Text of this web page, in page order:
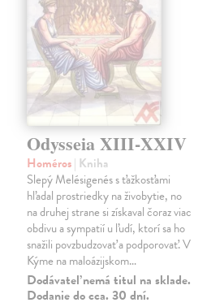
Odysseia XIII-XXIV
Homéros| Kniha
Slepý Melésigenés s ťažkosťami
hľadal prostriedky na živobytie, no
na druhej strane si získaval čoraz viac
obdivu a sympatií u ľudí, ktorí sa ho
snažili povzbudzovať a podporovať. V
Kýme na maloázijskom…
Dodávateľ nemá titul na sklade.
Dodanie do cca. 30 dní.